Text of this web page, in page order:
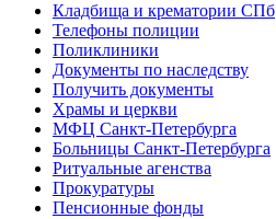
Кладбища и крематории СПб
Телефоны полиции
Поликлиники
Документы по наследству
Получить документы
Храмы и церкви
МФЦ Санкт-Петербурга
Больницы Санкт-Петербурга
Ритуальные агенства
Прокуратуры
Пенсионные фонды